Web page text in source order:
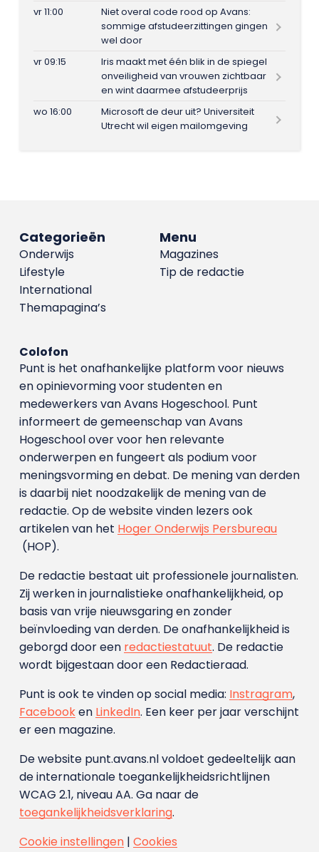
vr 11:00
Niet overal code rood op Avans:
sommige afstudeerzittingen gingen
wel door
vr 09:15
Iris maakt met één blik in de spiegel
onveiligheid van vrouwen zichtbaar
en wint daarmee afstudeerprijs
wo 16:00
Microsoft de deur uit? Universiteit
Utrecht wil eigen mailomgeving
Menu
Magazines
Tip de redactie
Categorieën
Onderwijs
Lifestyle
International
Themapagina’s
Colofon
Punt is het onafhankelijke platform voor nieuws
en opinievorming voor studenten en
medewerkers van Avans Hoge­school. Punt
informeert de gemeenschap van Avans
Hogeschool over voor hen relevante
onderwerpen en fungeert als podium voor
meningsvorming en debat. De mening van derden
is daarbij niet noodzakelijk de mening van de
redactie. Op de website vinden lezers ook
artikelen van het Hoger Onderwijs Persbureau
(HOP).
De redactie bestaat uit professionele journalisten.
Zij werken in journalistieke onafhankelijkheid, op
basis van vrije nieuwsgaring en zonder
beïnvloeding van derden. De onafhankelijkheid is
geborgd door een redactiestatuut. De redactie
wordt bijgestaan door een Redactieraad.
Punt is ook te vinden op social media: Instragram,
Facebooken LinkedIn. Een keer per jaar verschijnt
er een magazine.
De website punt.avans.nl voldoet gedeeltelijk aan
de internationale toegankelijkheidsrichtlijnen
WCAG 2.1, niveau AA. Ga naar de
toegankelijkheidsverklaring.
Cookie instellingen| Cookies